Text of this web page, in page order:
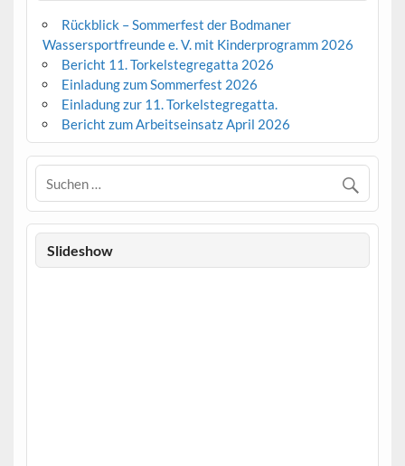
Rückblick – Sommerfest der Bodmaner
Wassersportfreunde e. V. mit Kinderprogramm 2026
Bericht 11. Torkelstegregatta 2026
Einladung zum Sommerfest 2026
Einladung zur 11. Torkelstegregatta.
Bericht zum Arbeitseinsatz April 2026
Slideshow